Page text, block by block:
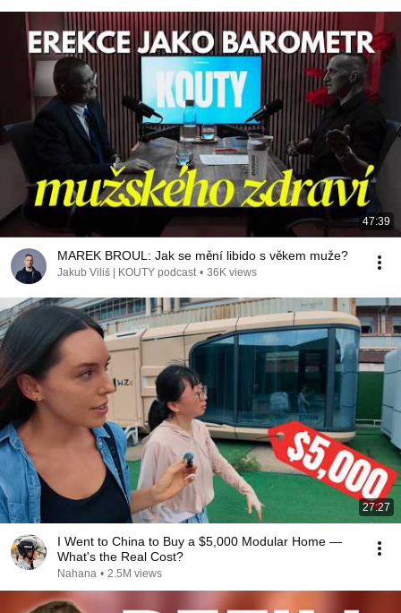
47:39
MAREK BROUL: Jak se mění libido s věkem muže?
Jakub Viliš | KOUTY podcast • 36K views
27:27
I Went to China to Buy a $5,000 Modular Home —
What's the Real Cost?
Nahana • 2.5M views